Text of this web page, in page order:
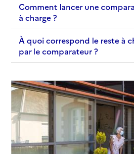
Comment lancer une
à charge ?
À quoi correspond le reste à
par le comparateur ?